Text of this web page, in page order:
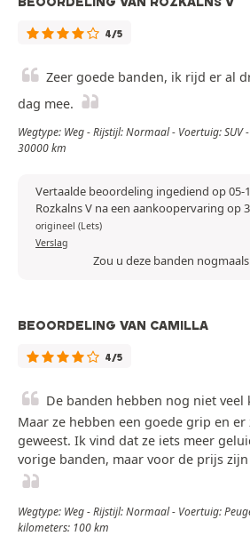
4/5
Zeer goede banden, ik rijd er al
dag mee.
Wegtype: Weg - Rijstijl: Normaal - Voertuig: SUV
30000 km
Vertaalde beoordeling ingediend op 05-
Rozkalns V na een aankoopervaring op
origineel (Lets)
Verslag
Zou u deze banden
BEOORDELING VAN CAMILLA
4/5
De banden hebben nog niet veel
Maar ze hebben een goede grip en
geweest. Ik vind dat ze iets meer
vorige banden, maar voor de prijs
Wegtype: Weg - Rijstijl: Normaal - Voertuig:
kilometers: 100 km